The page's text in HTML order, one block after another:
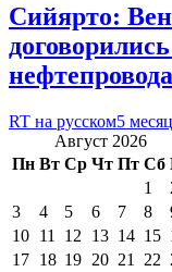
Сийярто:
нефтепровода
RT на русском5
Август 2026
Пн Вт Ср Чт Пт Сб
1
3
4 5 6 7 8
10 11 12 13 14 15
17 18 19 20 21 22